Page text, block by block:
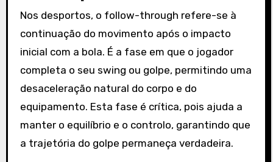
Nos desportos, o follow-through refere-se à
continuação do movimento após o impacto
inicial com a bola. É a fase em que o jogador
completa o seu swing ou golpe, permitindo uma
desaceleração natural do corpo e do
equipamento. Esta fase é crítica, pois ajuda a
manter o equilíbrio e o controlo, garantindo que
a trajetória do golpe permaneça verdadeira.